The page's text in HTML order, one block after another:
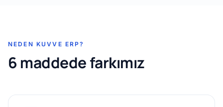
NEDEN KUVVE ERP?
6 maddede farkımız